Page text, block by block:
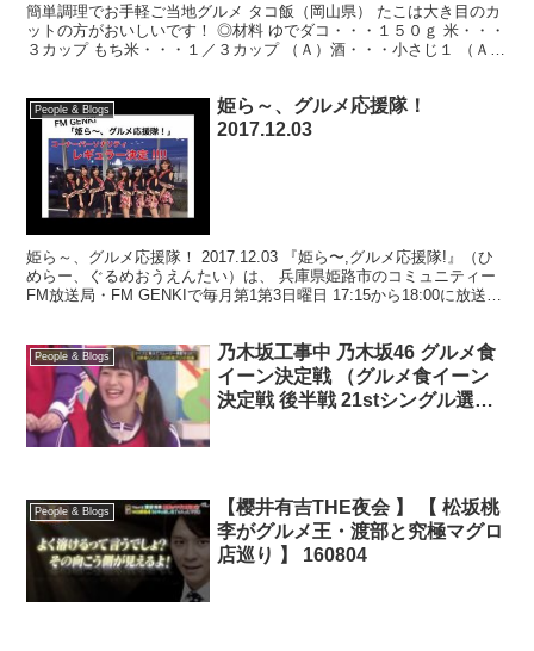
簡単調理でお手軽ご当地グルメ タコ飯（岡山県） たこは大き目のカ
ットの方がおいしいです！ ◎材料 ゆでダコ・・・１５０ｇ 米・・・
３カップ もち米・・・１／３カップ （Ａ）酒・・・小さじ１ （Ａ）
People & Blogs
姫ら～、グルメ応援隊！
2017.12.03
姫ら～、グルメ応援隊！ 2017.12.03 『姫ら〜,グルメ応援隊!』（ひ
めらー、ぐるめおうえんたい）は、 兵庫県姫路市のコミュニティー
FM放送局・FM GENKIで毎月第1第3日曜日 17:15から18:00に放送さ
People & Blogs
乃木坂工事中 乃木坂46 グルメ食
イーン決定戦 （グルメ食イーン
決定戦 後半戦 21stシングル選抜
People & Blogs
【樱井有吉THE夜会 】 【 松坂桃
李がグルメ王・渡部と究極マグロ
店巡り 】 160804